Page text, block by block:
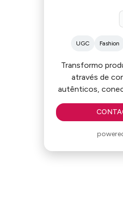
UGC Fashion
Transformo
através de
autênticos,
aumentando
reviews,